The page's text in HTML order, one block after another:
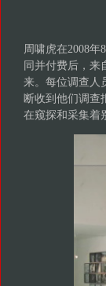
周啸虎在2008
同并付费后，来
来。每位调查人
断收到他们调查
在窥探和采集着